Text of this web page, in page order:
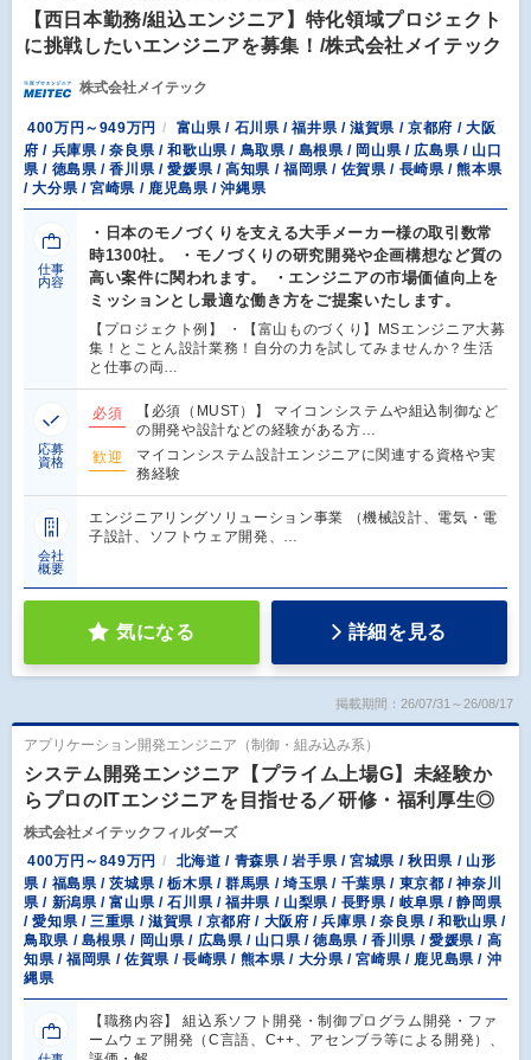
【西日本勤務/組込エンジニア】特化領域プロジェクト
に挑戦したいエンジニアを募集！/株式会社メイテック
株式会社メイテック
400万円～949万円
富山県 / 石川県 / 福井県 / 滋賀県 / 京都府 / 大阪
府 / 兵庫県 / 奈良県 / 和歌山県 / 鳥取県 / 島根県 / 岡山県 / 広島県 / 山口
県 / 徳島県 / 香川県 / 愛媛県 / 高知県 / 福岡県 / 佐賀県 / 長崎県 / 熊本県
/ 大分県 / 宮崎県 / 鹿児島県 / 沖縄県
仕事
内容
・日本のモノづくりを支える大手メーカー様の取引数常
時1300社。 ・モノづくりの研究開発や企画構想など質の
高い案件に関われます。 ・エンジニアの市場価値向上を
ミッションとし最適な働き方をご提案いたします。
【プロジェクト例】 ・【富山ものづくり】MSエンジニア大募
集！とことん設計業務！自分の力を試してみませんか？生活
と仕事の両…
応募
資格
必須
【必須（MUST）】 マイコンシステムや組込制御など
の開発や設計などの経験がある方…
歓迎
マイコンシステム設計エンジニアに関連する資格や実
務経験
会社
概要
エンジニアリングソリューション事業 （機械設計、電気・電
子設計、ソフトウェア開発、…
気になる 詳細を見る
掲載期間：26/07/31～26/08/17
アプリケーション開発エンジニア（制御・組み込み系）
システム開発エンジニア【プライム上場G】未経験か
らプロのITエンジニアを目指せる／研修・福利厚生◎
株式会社メイテックフィルダーズ
400万円～849万円
北海道 / 青森県 / 岩手県 / 宮城県 / 秋田県 / 山形
県 / 福島県 / 茨城県 / 栃木県 / 群馬県 / 埼玉県 / 千葉県 / 東京都 / 神奈川
県 / 新潟県 / 富山県 / 石川県 / 福井県 / 山梨県 / 長野県 / 岐阜県 / 静岡県
/ 愛知県 / 三重県 / 滋賀県 / 京都府 / 大阪府 / 兵庫県 / 奈良県 / 和歌山県 /
鳥取県 / 島根県 / 岡山県 / 広島県 / 山口県 / 徳島県 / 香川県 / 愛媛県 / 高
知県 / 福岡県 / 佐賀県 / 長崎県 / 熊本県 / 大分県 / 宮崎県 / 鹿児島県 / 沖
縄県
【職務内容】 組込系ソフト開発・制御プログラム開発・ファ
ームウェア開発（C言語、C++、アセンブラ等による開発）、